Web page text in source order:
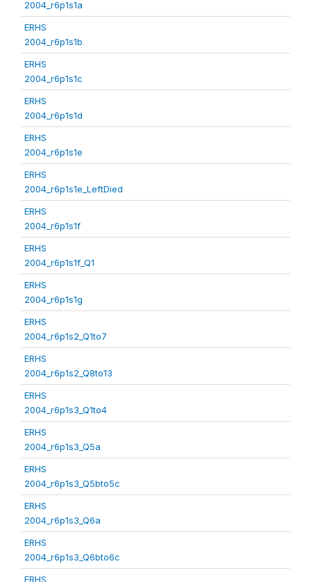
2004_r6p1s1a
ERHS
2004_r6p1s1b
ERHS
2004_r6p1s1c
ERHS
2004_r6p1s1d
ERHS
2004_r6p1s1e
ERHS
2004_r6p1s1e_LeftDied
ERHS
2004_r6p1s1f
ERHS
2004_r6p1s1f_Q1
ERHS
2004_r6p1s1g
ERHS
2004_r6p1s2_Q1to7
ERHS
2004_r6p1s2_Q8to13
ERHS
2004_r6p1s3_Q1to4
ERHS
2004_r6p1s3_Q5a
ERHS
2004_r6p1s3_Q5bto5c
ERHS
2004_r6p1s3_Q6a
ERHS
2004_r6p1s3_Q6bto6c
ERHS